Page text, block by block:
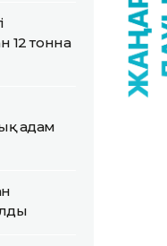
12 тонна
адам